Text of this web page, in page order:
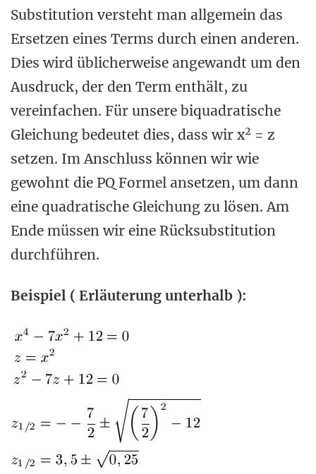
Substitution versteht man allgemein das
Ersetzen eines Terms durch einen anderen.
Dies wird üblicherweise angewandt um den
Ausdruck, der den Term enthält, zu
vereinfachen. Für unsere biquadratische
Gleichung bedeutet dies, dass wir x2 = z
setzen. Im Anschluss können wir wie
gewohnt die PQ Formel ansetzen, um dann
eine quadratische Gleichung zu lösen. Am
Ende müssen wir eine Rücksubstitution
durchführen.
Beispiel ( Erläuterung unterhalb ):